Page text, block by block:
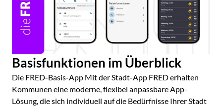
Basisfunktionen im Überblick
Die FRED-Basis-App Mit der Stadt-App FRED erhalten
Kommunen eine moderne, flexibel anpassbare App-
Lösung, die sich individuell auf die Bedürfnisse Ihrer Stadt